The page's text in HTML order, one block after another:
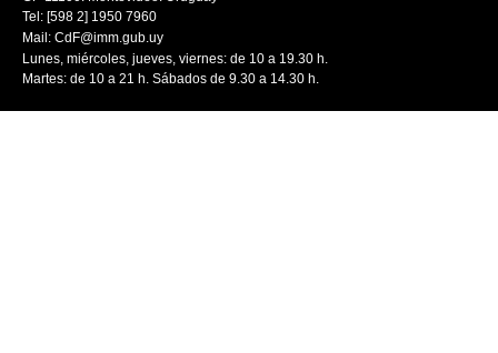
Tel: [598 2] 1950 7960
Mail: CdF@imm.gub.uy
Lunes, miércoles, jueves, viernes: de 10 a 19.30 h.
Martes: de 10 a 21 h. Sábados de 9.30 a 14.30 h.